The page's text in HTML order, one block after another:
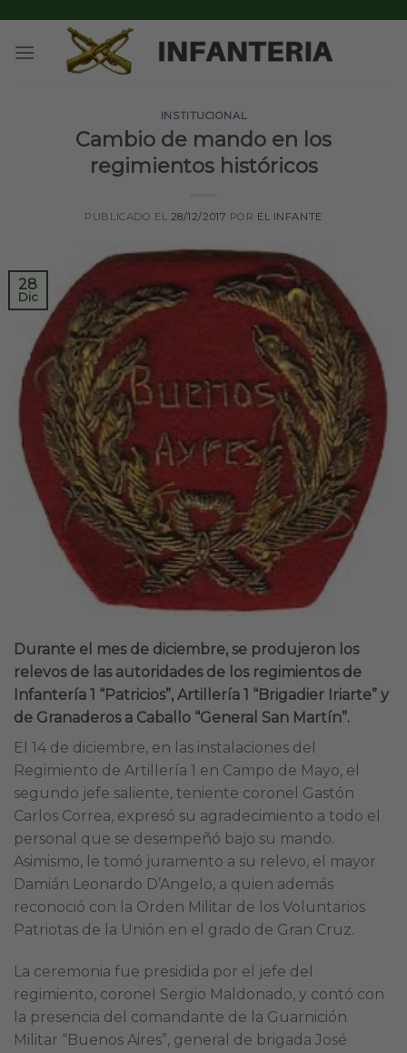
content
INSTITUCIONAL
Cambio de mando en los
regimientos históricos
PUBLICADO EL 28/12/2017 POR EL INFANTE
28
Dic
Durante el mes de diciembre, se produjeron los
relevos de las autoridades de los regimientos de
Infantería 1 “Patricios”, Artillería 1 “Brigadier Iriarte” y
de Granaderos a Caballo “General San Martín”.
El 14 de diciembre, en las instalaciones del
Regimiento de Artillería 1 en Campo de Mayo, el
segundo jefe saliente, teniente coronel Gastón
Carlos Correa, expresó su agradecimiento a todo el
personal que se desempeñó bajo su mando.
Asimismo, le tomó juramento a su relevo, el mayor
Damián Leonardo D’Angelo, a quien además
reconoció con la Orden Militar de los Voluntarios
Patriotas de la Unión en el grado de Gran Cruz.
La ceremonia fue presidida por el jefe del
regimiento, coronel Sergio Maldonado, y contó con
la presencia del comandante de la Guarnición
Militar “Buenos Aires”, general de brigada José